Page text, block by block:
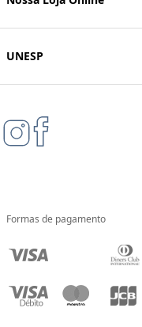
UNESP
Formas de pagamento